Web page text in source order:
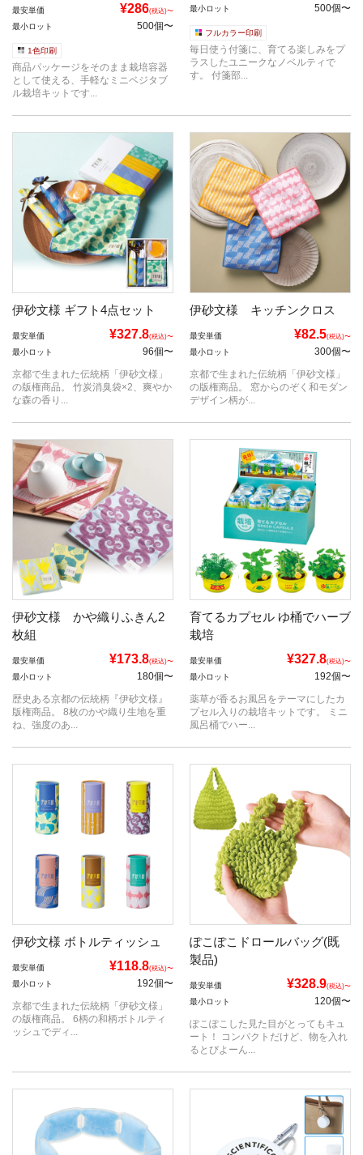
最安単価 ¥286(税込)〜
最小ロット 500個〜
1色印刷
商品パッケージをそのまま栽培容器
として使える、手軽なミニベジタブ
ル栽培キットです...
最小ロット 500個〜
フルカラー印刷
毎日使う付箋に、育てる楽しみをプ
ラスしたユニークなノベルティで
す。 付箋部...
伊砂文様 ギフト4点セット
最安単価 ¥327.8(税込)〜
最小ロット
96個〜
京都で生まれた伝統柄「伊砂文様」
の版権商品。 竹炭消臭袋×2、爽やか
な森の香り...
伊砂文様 キッチンクロス
最安単価 ¥82.5(税込)〜
最小ロット
300個〜
京都で生まれた伝統柄「伊砂文様」
の版権商品。 窓からのぞく和モダン
デザイン柄が...
伊砂文様 かや織りふきん2
枚組
最安単価 ¥173.8(税込)〜
最小ロット
180個〜
歴史ある京都の伝統柄『伊砂文様』
版権商品。 8枚のかや織り生地を重
ね、強度のあ...
育てるカプセル ゆ桶でハーブ
栽培
最安単価 ¥327.8(税込)〜
最小ロット
192個〜
薬草が香るお風呂をテーマにしたカ
プセル入りの栽培キットです。 ミニ
風呂桶でハー...
伊砂文様 ボトルティッシュ
最安単価 ¥118.8(税込)〜
最小ロット
192個〜
京都で生まれた伝統柄「伊砂文様」
の版権商品。 6柄の和柄ボトルティ
ッシュでディ...
ぽこぽこドロールバッグ(既
製品)
最安単価 ¥328.9(税込)〜
最小ロット
120個〜
ぽこぽこした見た目がとってもキュ
ート！ コンパクトだけど、物を入れ
るとびよーん...